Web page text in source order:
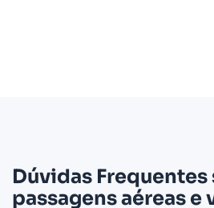
Dúvidas Frequentes
passagens aéreas e